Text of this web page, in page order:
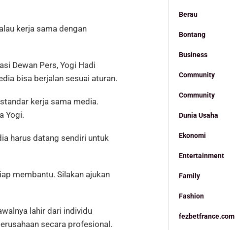
kerja sama dengan
Dewan Pers, Yogi Hadi
bisa berjalan sesuai aturan.
kerja sama media.
Yogi.
harus datang sendiri untuk
membantu. Silakan ajukan
lahir dari individu
secara profesional.
Berau
Bontang
Business
Community
Community
Dunia Usaha
Ekonomi
Entertainment
Family
Fashion
fezbetfrance.com